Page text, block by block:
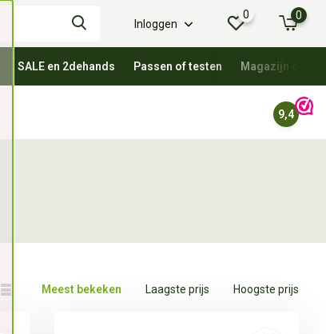
Inloggen
0 0
SALE en 2dehands Passen of testen Magazijn
9,4
Meest bekeken Laagste prijs Hoogste prijs